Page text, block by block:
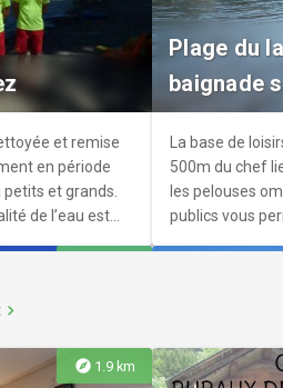
espace de vente
vins, à bières, et
espace bar
et à la
Le Bar/Pub
toute son
de 16h à 01h
des soirées
et remise
en période
et grands.
de l’eau est
Plage du
baignade
La base de
500m du chef
les pelouses
publics vous
chevron_right
explore 1.9 km